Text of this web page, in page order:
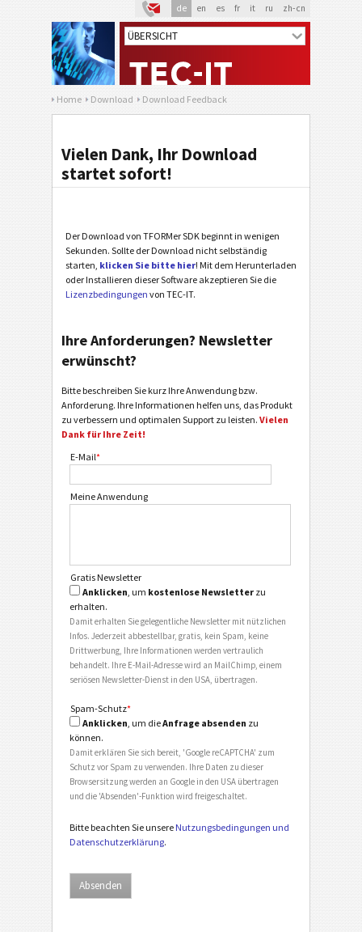
de en es fr it ru zh-cn
Home Download Download Feedback
Vielen Dank, Ihr Download
startet sofort!
Der Download von TFORMer SDK beginnt in wenigen
Sekunden. Sollte der Download nicht selbständig
starten, klicken Sie bitte hier! Mit dem Herunterladen
oder Installieren dieser Software akzeptieren Sie die
Lizenzbedingungen von TEC-IT.
Ihre Anforderungen? Newsletter
erwünscht?
Bitte beschreiben Sie kurz Ihre Anwendung bzw.
Anforderung. Ihre Informationen helfen uns, das Produkt
zu verbessern und optimalen Support zu leisten. Vielen
Dank für Ihre Zeit!
E-Mail*
Meine Anwendung
Gratis Newsletter
Anklicken, um kostenlose Newsletter zu
erhalten.
Damit erhalten Sie gelegentliche Newsletter mit nützlichen
Infos. Jederzeit abbestellbar, gratis, kein Spam, keine
Drittwerbung, Ihre Informationen werden vertraulich
behandelt. Ihre E-Mail-Adresse wird an MailChimp, einem
seriösen Newsletter-Dienst in den USA, übertragen.
Spam-Schutz*
Anklicken , um dieAnfrage absenden zu
können.
Damit erklären Sie sich bereit, 'Google reCAPTCHA' zum
Schutz vor Spam zu verwenden. Ihre Daten zu dieser
Browsersitzung werden an Google in den USA übertragen
und die 'Absenden'-Funktion wird freigeschaltet.
Bitte beachten Sie unsere Nutzungsbedingungen und
Datenschutzerklärung.